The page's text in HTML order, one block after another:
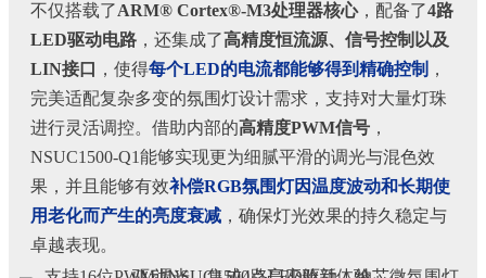
不仅搭载了ARM® Cortex®-M3处理器核心，配备了4路
LED驱动电路 ，还集成了高精度恒流源、信号控制以及
LIN接口
，使得每个LED的电流都能够得到精确控制 ，
完美适配复杂多变的氛围灯设计需求，支持对大量灯珠
进行灵活调控。借助内部的高精度PWM信号 ，
NSUC1500-Q1能够实现更为细腻平滑的调光与混色效
果，并且能够有效补偿RGB氛围灯因温度波动和长期使
用老化而产生的亮度衰减 ，确保灯光效果的持久稳定与
卓越表现。